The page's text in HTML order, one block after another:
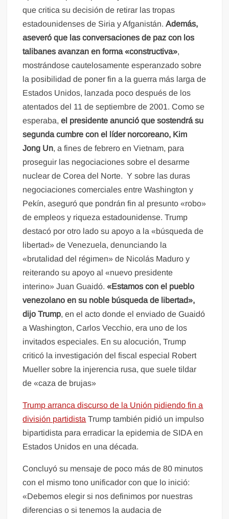
que critica su decisión de retirar las tropas
estadounidenses de Siria y Afganistán.Además,
aseveró que las conversaciones de paz con los
talibanes avanzan en forma «constructiva»,
mostrándose cautelosamente esperanzado sobre
la posibilidad de poner fin a la guerra más larga de
Estados Unidos, lanzada poco después de los
atentados del 11 de septiembre de 2001. Como se
esperaba, el presidente anunció que sostendrá su
segunda cumbre con el líder norcoreano, Kim
Jong Un, a fines de febrero en Vietnam, para
proseguir las negociaciones sobre el desarme
nuclear de Corea del Norte. Y sobre las duras
negociaciones comerciales entre Washington y
Pekín, aseguró que pondrán fin al presunto «robo»
de empleos y riqueza estadounidense. Trump
destacó por otro lado su apoyo a la «búsqueda de
libertad» de Venezuela, denunciando la
«brutalidad del régimen» de Nicolás Maduro y
reiterando su apoyo al «nuevo presidente
interino» Juan Guaidó.«Estamos con el pueblo
venezolano en su noble búsqueda de libertad»,
dijo Trump, en el acto donde el enviado de Guaidó
a Washington, Carlos Vecchio, era uno de los
invitados especiales. En su alocución, Trump
criticó la investigación del fiscal especial Robert
Mueller sobre la injerencia rusa, que suele tildar
de «caza de brujas»
Trump arranca discurso de la Unión pidiendo fin a
división partidista Trump también pidió un impulso
bipartidista para erradicar la epidemia de SIDA en
Estados Unidos en una década.
Concluyó su mensaje de poco más de 80 minutos
con el mismo tono unificador con que lo inició:
«Debemos elegir si nos definimos por nuestras
diferencias o si tenemos la audacia de